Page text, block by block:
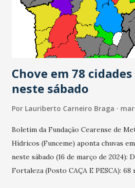
Chove em 78
neste sábado
Por Lauriberto Carneiro Braga
Boletim da Fundação Cearense de
Hídricos (Funceme) aponta chuvas
neste sábado (16 de março de 2024):
Fortaleza (Posto CAÇA E PESCA):